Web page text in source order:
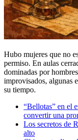
Hubo mujeres que no
permiso. En aulas
dominadas por
improvisados, algunas
su tiempo.
“Bellotas” en el
convertir una
Los secretos de
alto